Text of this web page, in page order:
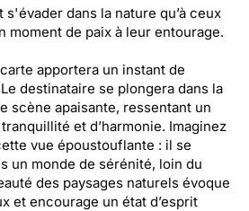
dans la nature qu’à ceux
moment de paix à leur entourage.
apportera un instant de
destinataire se plongera dans la
scène apaisante, ressentant un
et d’harmonie. Imaginez
vue époustouflante : il se
un monde de sérénité, loin du
des paysages naturels évoque
et encourage un état d’esprit